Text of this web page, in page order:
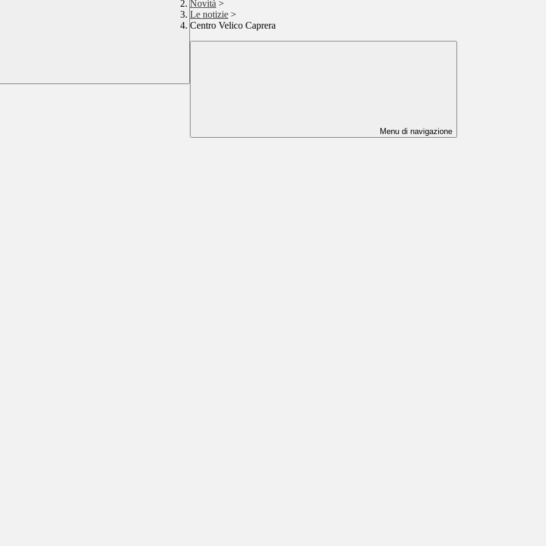
Novità >
Le notizie >
Centro Velico Caprera
Menu di navigazione